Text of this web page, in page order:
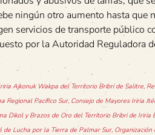
ningún otro aumento hasta que
servicios de transporte público
por la Autoridad Reguladora
Ajkonuk Wakpa del Territorio Bribri de Salitre,
Pacífico Sur, Consejo de Mayores Iriria
Dikol y Brazos de Oro del Territorio Bribri de Iriria
Lucha por la Tierra de Palmar Sur,